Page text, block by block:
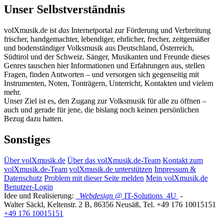
Unser Selbstverständnis
volXmusik.de ist das Internetportal zur Förderung und Verbreitung
frischer, handgemachter, lebendiger, ehrlicher, frecher, zeitgemäßer
und bodenständiger Volksmusik aus Deutschland, Österreich,
Südtirol und der Schweiz. Sänger, Musikanten und Freunde dieses
Genres tauschen hier Informationen und Erfahrungen aus, stellen
Fragen, finden Antworten – und versorgen sich gegenseitig mit
Instrumenten, Noten, Tonträgern, Unterricht, Kontakten und vielem
mehr.
Unser Ziel ist es, den Zugang zur Volksmusik für alle zu öffnen –
auch und gerade für jene, die bislang noch keinen persönlichen
Bezug dazu hatten.
Sonstiges
Über volXmusik.de Über das volXmusik.de-Team Kontakt zum
volXmusik.de-Team volXmusik.de unterstützen Impressum &
Datenschutz Problem mit dieser Seite melden Mein volXmusik.de
Benutzer-Login
Idee und Realisierung:
Webdesign @ IT-Solutions 4U -
Walter Säckl, Keltenstr. 2 B, 86356 Neusäß, Tel. +49 176 10015151
+49 176 10015151